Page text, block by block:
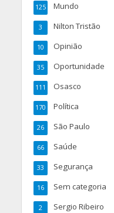
Mundo
125
Nilton Tristão
3
Opinião
10
Oportunidade
35
Osasco
111
Política
170
São Paulo
26
Saúde
66
Segurança
33
Sem categoria
16
Sergio Ribeiro
2